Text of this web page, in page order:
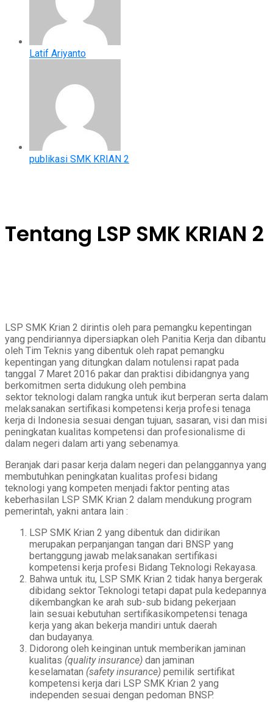
Latif Ariyanto
publikasi SMK KRIAN 2
Tentang LSP SMK KRIAN 2
LSP SMK Krian 2 dirintis oleh para pemangku kepentingan
yang pendiriannya dipersiapkan oleh Panitia Kerja dan dibantu
oleh Tim Teknis yang dibentuk oleh rapat pemangku
kepentingan yang ditungkan dalam notulensi rapat pada
tanggal 7 Maret 2016 pakar dan praktisi dibidangnya yang
berkomitmen serta didukung oleh pembina
sektor teknologi dalam rangka untuk ikut berperan serta dalam
melaksanakan sertifikasi kompetensi kerja profesi tenaga
kerja di Indonesia sesuai dengan tujuan, sasaran, visi dan misi
peningkatan kualitas kompetensi dan profesionalisme di
dalam negeri dalam arti yang sebenamya.
Beranjak dari pasar kerja dalam negeri dan pelanggannya yang
membutuhkan peningkatan kualitas profesi bidang
teknologi yang kompeten menjadi faktor penting atas
keberhasilan LSP SMK Krian 2 dalam mendukung program
pemerintah, yakni antara lain :
LSP SMK Krian 2 yang dibentuk dan didirikan
merupakan perpanjangan tangan dari BNSP yang
bertanggung jawab melaksanakan sertifikasi
kompetensi kerja profesi Bidang Teknologi Rekayasa.
Bahwa untuk itu, LSP SMK Krian 2 tidak hanya bergerak
dibidang sektor Teknologi tetapi dapat pula kedepannya
dikembangkan ke arah sub-sub bidang pekerjaan
lain sesuai kebutuhan sertifikasikompetensi tenaga
kerja yang akan bekerja mandiri untuk daerah
dan budayanya.
Didorong oleh keinginan untuk memberikan jaminan
kualitas (quality insurance) dan jaminan
keselamatan (safety insurance) pemilik sertifikat
kompetensi kerja dari LSP SMK Krian 2 yang
independen sesuai dengan pedoman BNSP.